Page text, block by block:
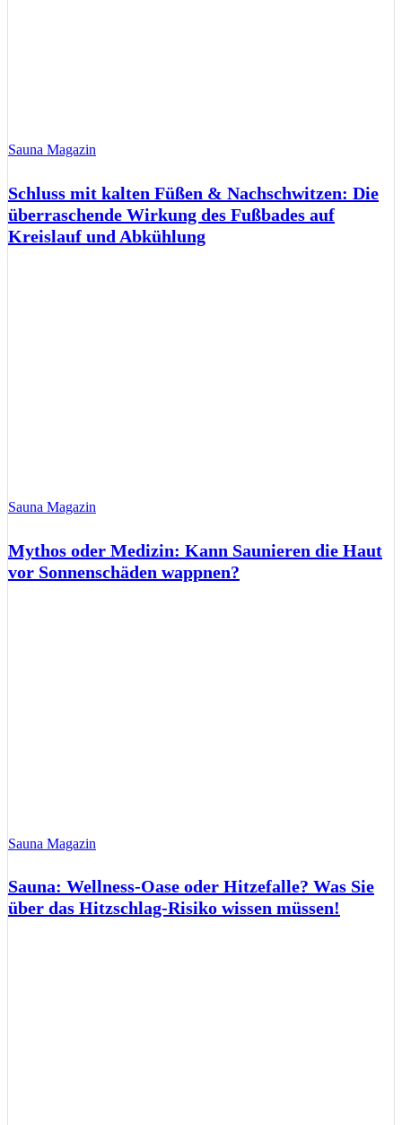
Sauna Magazin
Schluss mit kalten Füßen & Nachschwitzen: Die
überraschende Wirkung des Fußbades auf
Kreislauf und Abkühlung
Sauna Magazin
Mythos oder Medizin: Kann Saunieren die Haut
vor Sonnenschäden wappnen?
Sauna Magazin
Sauna: Wellness-Oase oder Hitzefalle? Was Sie
über das Hitzschlag-Risiko wissen müssen!